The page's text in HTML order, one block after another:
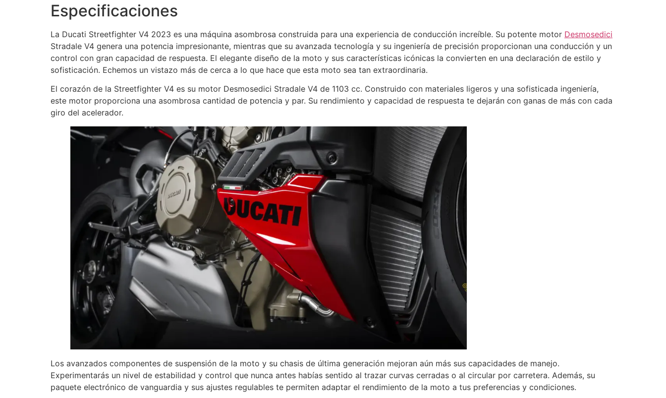
Especificaciones
La Ducati Streetfighter V4 2023 es una máquina asombrosa construida para una experiencia de conducción increíble. Su potente motor Desmosedici
Stradale V4 genera una potencia impresionante, mientras que su avanzada tecnología y su ingeniería de precisión proporcionan una conducción y un
control con gran capacidad de respuesta. El elegante diseño de la moto y sus características icónicas la convierten en una declaración de estilo y
sofisticación. Echemos un vistazo más de cerca a lo que hace que esta moto sea tan extraordinaria.
El corazón de la Streetfighter V4 es su motor Desmosedici Stradale V4 de 1103 cc. Construido con materiales ligeros y una sofisticada ingeniería,
este motor proporciona una asombrosa cantidad de potencia y par. Su rendimiento y capacidad de respuesta te dejarán con ganas de más con cada
giro del acelerador.
Los avanzados componentes de suspensión de la moto y su chasis de última generación mejoran aún más sus capacidades de manejo.
Experimentarás un nivel de estabilidad y control que nunca antes habías sentido al trazar curvas cerradas o al circular por carretera. Además, su
paquete electrónico de vanguardia y sus ajustes regulables te permiten adaptar el rendimiento de la moto a tus preferencias y condiciones.